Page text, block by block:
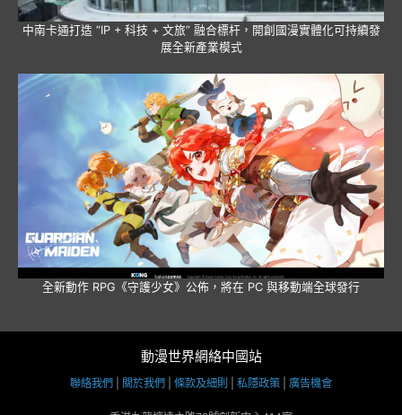
中南卡通打造 “IP + 科技 + 文旅” 融合標杆，開創國漫實體化可持續發
展全新產業模式
全新動作 RPG《守護少女》公佈，將在 PC 與移動端全球發行
動漫世界網絡中國站
聯絡我們 關於我們 條款及細則 私隱政策 廣告機會